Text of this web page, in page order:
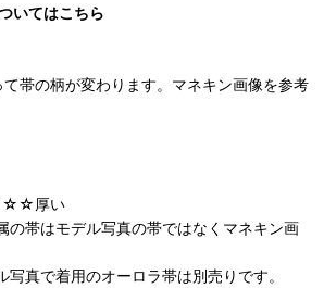
いてはこちら
帯の柄が変わります。マネキン画像を参考
厚い
の帯はモデル写真の帯ではなくマネキン画
真で着用のオーロラ帯は別売りです。